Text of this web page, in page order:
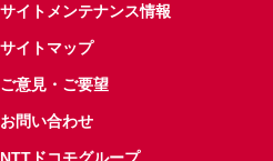
サイトメンテナンス情報
サイトマップ
ご意見・ご要望
お問い合わせ
NTTドコモグループ